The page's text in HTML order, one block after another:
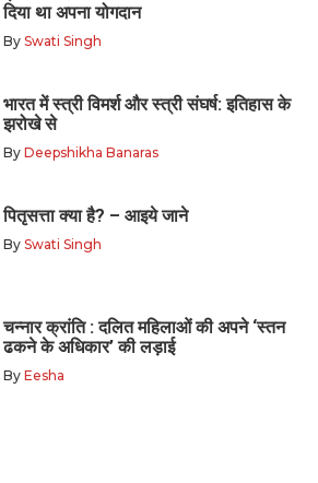
दिया था अपना योगदान
By Swati Singh
भारत में स्त्री विमर्श और स्त्री संघर्ष: इतिहास के
झरोखे से
By Deepshikha Banaras
पितृसत्ता क्या है? – आइये जाने
By Swati Singh
चन्नार क्रांति : दलित महिलाओं की अपने ‘स्तन
ढकने के अधिकार’ की लड़ाई
By Eesha